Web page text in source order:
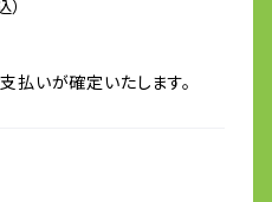
払いが確定いたします。